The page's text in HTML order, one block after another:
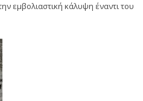
εμβολιαστική κάλυψη έναντι του